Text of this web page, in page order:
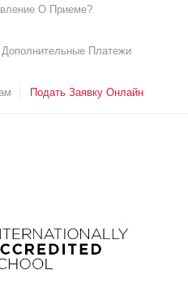
О Приеме?
Платежи
Подать Заявку Онлайн